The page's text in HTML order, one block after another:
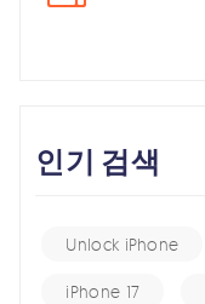
인기 검색
Unlock iPhone
iPhone 17